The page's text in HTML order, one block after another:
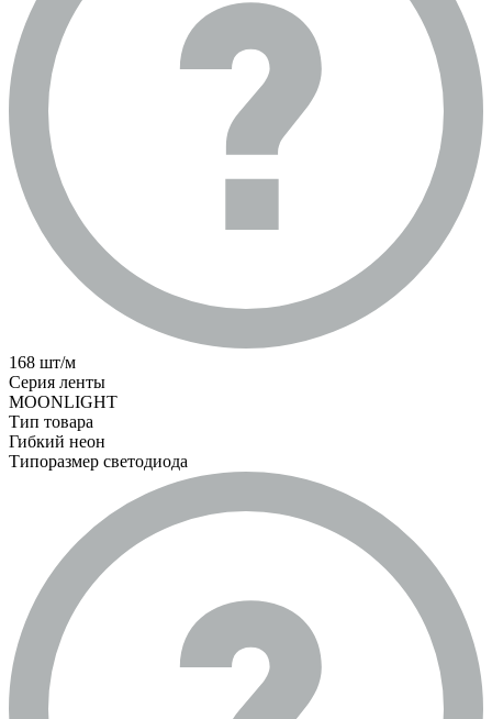
168 шт/м
Серия ленты
MOONLIGHT
Тип товара
Гибкий неон
Типоразмер светодиода